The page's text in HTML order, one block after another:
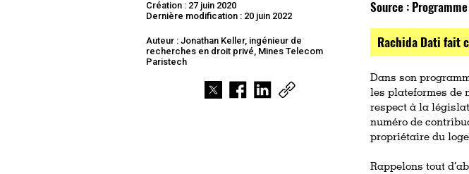
Création : 27 juin 2020
Dernière modification : 20 juin 2022
Auteur : Jonathan Keller, ingénieur de
recherches en droit privé, Mines Telecom
Paristech
Source :
Rachida Dati fait
Dans son
les plateformes de
respect à la
numéro de
propriétaire du
Rappelons tout